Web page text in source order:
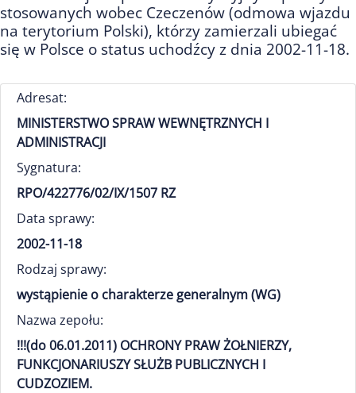
stosowanych wobec Czeczenów (odmowa wjazdu
na terytorium Polski), którzy zamierzali ubiegać
się w Polsce o status uchodźcy z dnia 2002-11-18.
Adresat:
MINISTERSTWO SPRAW WEWNĘTRZNYCH I
ADMINISTRACJI
Sygnatura:
RPO/422776/02/IX/1507 RZ
Data sprawy:
2002-11-18
Rodzaj sprawy:
wystąpienie o charakterze generalnym (WG)
Nazwa zepołu:
!!!(do 06.01.2011) OCHRONY PRAW ŻOŁNIERZY,
FUNKCJONARIUSZY SŁUŻB PUBLICZNYCH I
CUDZOZIEM.